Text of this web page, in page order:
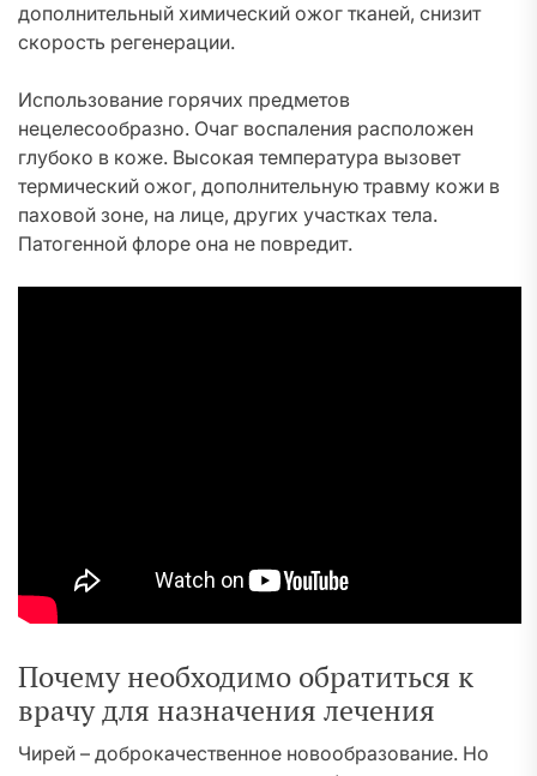
дополнительный химический ожог тканей, снизит
скорость регенерации.
Использование горячих предметов
нецелесообразно. Очаг воспаления расположен
глубоко в коже. Высокая температура вызовет
термический ожог, дополнительную травму кожи в
паховой зоне, на лице, других участках тела.
Патогенной флоре она не повредит.
Почему необходимо обратиться к
врачу для назначения лечения
Чирей – доброкачественное новообразование. Но